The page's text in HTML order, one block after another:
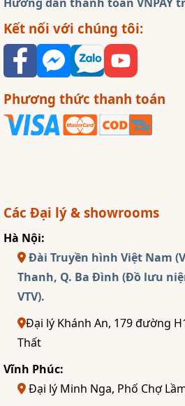
Kết nối với chúng tôi:
Phương thức thanh toán
Các Đại lý & showrooms
Hà Nội:
Đài Truyền hình Việt Nam
Thanh, Q. Ba Đình (Đồ lưu
VTV).
Đại lý Khánh An, 179 đường
Thất
Vĩnh Phúc:
Đại lý Minh Nga, Phố Chợ